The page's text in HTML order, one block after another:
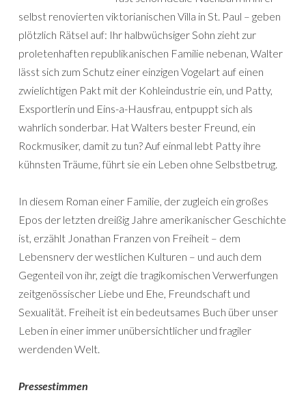
selbst renovierten viktorianischen Villa in St. Paul – geben
plötzlich Rätsel auf: Ihr halbwüchsiger Sohn zieht zur
proleten­haften repub­likanischen Familie nebenan, Walter
lässt sich zum Schutz einer einzigen Vogelart auf einen
zwielichtigen Pakt mit der Kohleindustrie ein, und Patty,
Exsportlerin und Eins-a-Hausfrau, entpuppt sich als
wahrlich sonderbar. Hat Walters bester Freund, ein
Rockmusiker, damit zu tun? Auf einmal lebt Patty ihre
kühnsten Träume, führt sie ein Leben ohne Selbstbetrug.
In diesem Roman einer Familie, der zugleich ein großes
Epos der letzten dreißig Jahre ame­rika­nischer Geschichte
ist, erzählt Jonathan Franzen von Freiheit – dem
Lebensnerv der westlichen Kulturen – und auch dem
Gegenteil von ihr, zeigt die tragikomischen Verwerfungen
zeitgenössischer Liebe und Ehe, Freundschaft und
Sexualität. Freiheit ist ein bedeutsames Buch über unser
Leben in einer immer unübersichtlicher und fragiler
werdenden Welt.
Pressestimmen